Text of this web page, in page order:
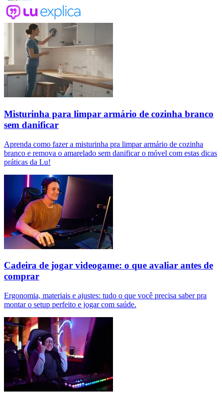
Misturinha para limpar armário de cozinha branco
sem danificar
Aprenda como fazer a misturinha pra limpar armário de cozinha
branco e remova o amarelado sem danificar o móvel com estas dicas
práticas da Lu!
Cadeira de jogar videogame: o que avaliar antes de
comprar
Ergonomia, materiais e ajustes: tudo o que você precisa saber pra
montar o setup perfeito e jogar com saúde.